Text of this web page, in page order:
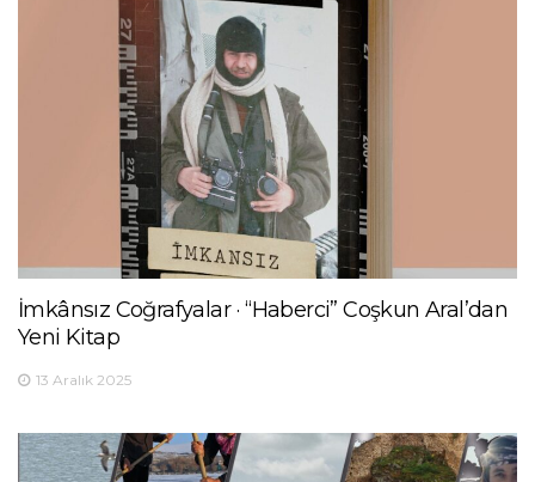
İmkânsız Coğrafyalar · “Haberci” Coşkun Aral’dan
Yeni Kitap
13 Aralık 2025